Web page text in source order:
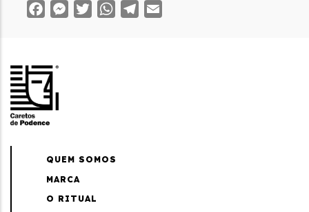
FacebookMessenger
TwitterWhatsAppTelegram
QUEM SOMOS
MARCA
O RITUAL